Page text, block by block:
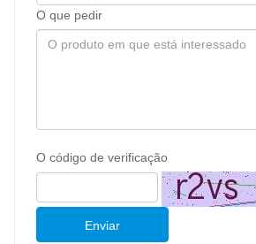
O que pedir
O código de verificação
Enviar